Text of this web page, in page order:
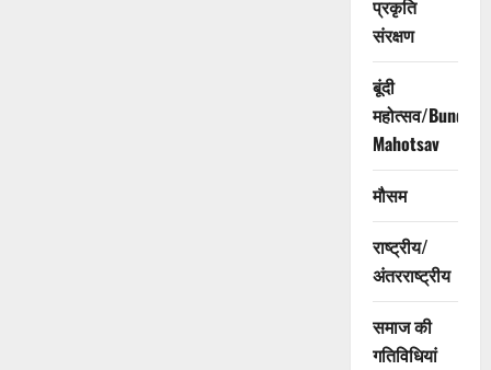
प्रकृति
संरक्षण
बूंदी
महोत्सव/Bundi
Mahotsav
मौसम
राष्ट्रीय/
अंतरराष्ट्रीय
समाज की
गतिविधियां